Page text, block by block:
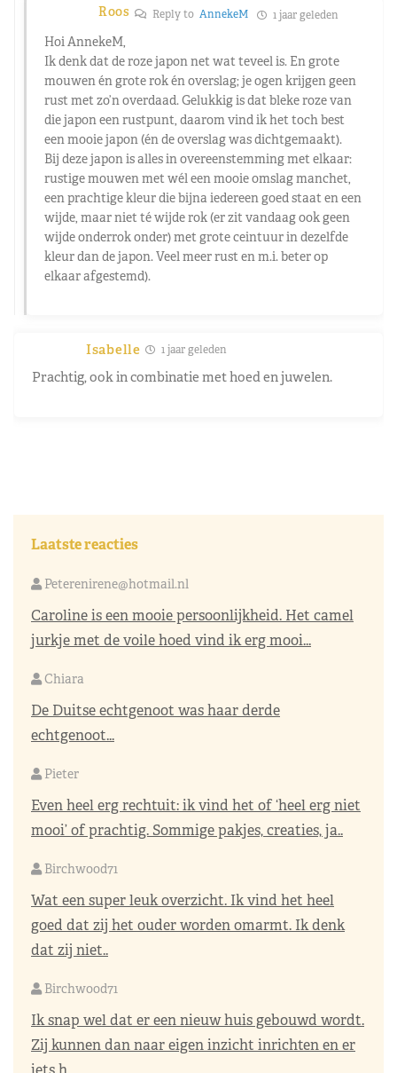
Roos Reply to AnnekeM 1 jaar geleden
Hoi AnnekeM,
Ik denk dat de roze japon net wat teveel is. En grote
mouwen én grote rok én overslag; je ogen krijgen geen
rust met zo’n overdaad. Gelukkig is dat bleke roze van
die japon een rustpunt, daarom vind ik het toch best
een mooie japon (én de overslag was dichtgemaakt).
Bij deze japon is alles in overeenstemming met elkaar:
rustige mouwen met wél een mooie omslag manchet,
een prachtige kleur die bijna iedereen goed staat en een
wijde, maar niet té wijde rok (er zit vandaag ook geen
wijde onderrok onder) met grote ceintuur in dezelfde
kleur dan de japon. Veel meer rust en m.i. beter op
elkaar afgestemd).
Isabelle 1 jaar geleden
Prachtig, ook in combinatie met hoed en juwelen.
Laatste reacties
Peterenirene@hotmail.nl
Caroline is een mooie persoonlijkheid. Het camel
jurkje met de voile hoed vind ik erg mooi...
Chiara
De Duitse echtgenoot was haar derde
echtgenoot...
Pieter
Even heel erg rechtuit: ik vind het of ‘heel erg niet
mooi’ of prachtig. Sommige pakjes, creaties, ja..
Birchwood71
Wat een super leuk overzicht. Ik vind het heel
goed dat zij het ouder worden omarmt. Ik denk
dat zij niet..
Birchwood71
Ik snap wel dat er een nieuw huis gebouwd wordt.
Zij kunnen dan naar eigen inzicht inrichten en er